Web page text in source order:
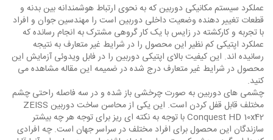
عملکرد سیستم مکانیکی دوربین که به نحوی ارتباط هوشمندانه بین بدنه و
قطعات تغییر دهنده وضعیت داخلی دوربین است را مهندسین جوان و افراد
با تجربه و کارکشته در زایس با یک کار گروهی مشترک به انجام رسانده که
عملکرد اپتیکی کم نظیر این محصول را در شرایط غیر متعارف به نتیجه
رسانیده اند. این کیفیت بالای اپتیکی دوربین را در فابل ویدوئی آزمایش این
محصول در شرایط غیر متعارف درج شده در ضمیمه این مقاله مشاهده می
کنید.
چشمی های دوربین به صورت چرخشی باز شده و در سه فاصله راحتی چشم
مختلف قابل قفل کردن است. این یکی از محاسن ساخت دوربین ZEISS
Conquest HD 10x42 با توجه به نکته ای ریز برای توجه هر چه بیشتر
سازندگان این محصول برای افراد مختلف در سراسر جهان است. چه افرادی